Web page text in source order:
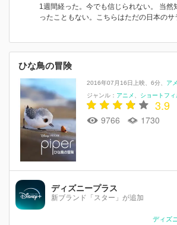
1週間経った。今でも信じられない。 当然
ったこともない。こちらはただの日本の
ひな鳥の冒険
2016年07月16日上映 6分
ア
ジャンル： アニメ ショートフ
3.9
9766 1730
ディズニープラス
新ブランド「スター」が追加
ディズ